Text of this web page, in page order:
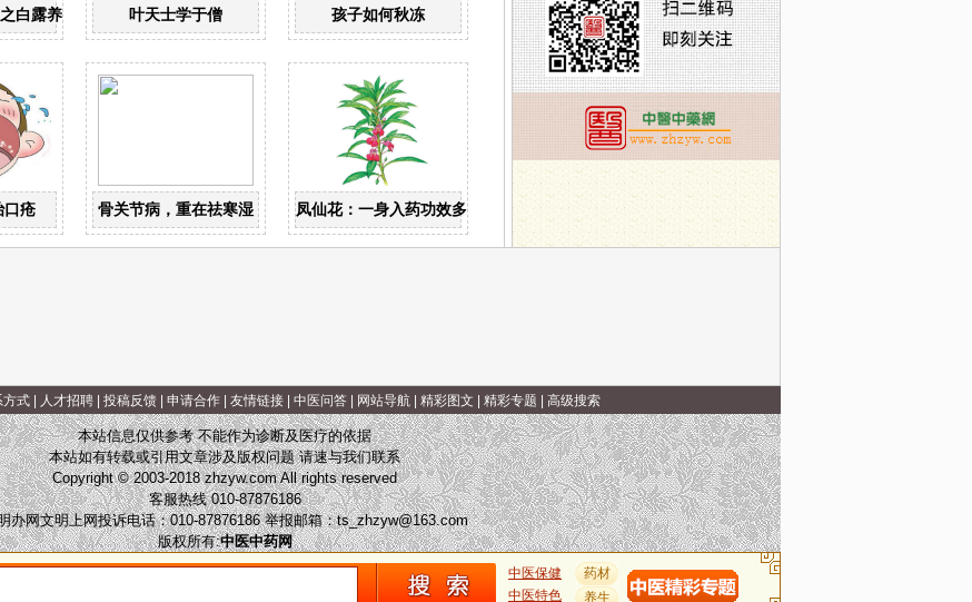
白露养生 叶天士学于僧 孩子如何秋冻
口疮 骨关节病，重在祛寒湿 凤仙花：一身入药功效多，祛风活血消肿痛
方式| 人才招聘| 投稿反馈| 申请合作| 友情链接| 中医问答| 网站导航| 精彩图文 精彩专题 高级搜索
本站信息仅供参考 不能作为诊断及医疗的依据
本站如有转载或引用文章涉及版权问题 请速与我们联系
Copyright © 2003-2018 zhzyw.com All rights reserved
客服热线 010-87876186
办网文明上网投诉电话：010-87876186 举报邮箱：ts_zhzyw@163.com
版权所有:中医中药网
中医保健
中医特色
药材
养生